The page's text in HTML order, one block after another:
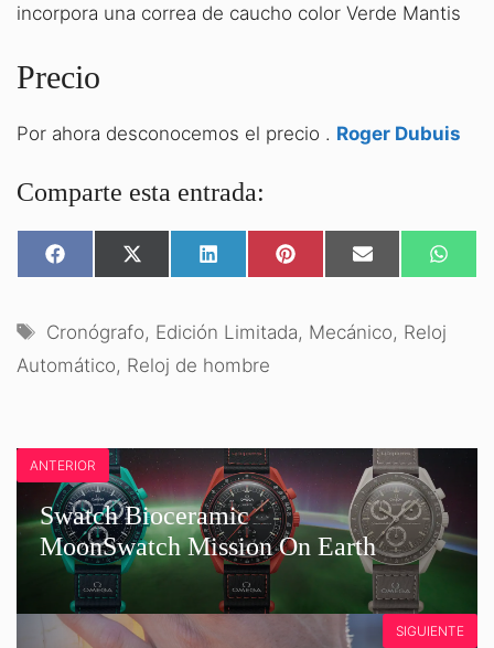
incorpora una correa de caucho color Verde Mantis
Precio
Por ahora desconocemos el precio . Roger Dubuis
Comparte esta entrada:
COMPARTIR
EN
COMPARTIR
EN
COMPARTIR
EN
COMPARTIR
EN
COMPARTIR
EN
EN
Etiquetas
Cronógrafo, Edición Limitada, Mecánico, Reloj
Automático, Reloj de hombre
ANTERIOR
Swatch Bioceramic
MoonSwatch Mission On Earth
SIGUIENTE